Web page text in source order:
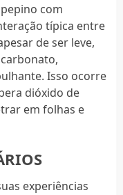
com
típica entre
de ser leve,
Isso ocorre
dióxido de
em folhas e
experiências